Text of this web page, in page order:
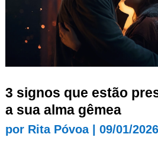
3 signos que estão
a sua alma gêmea
por Rita Póvoa| 09/01/